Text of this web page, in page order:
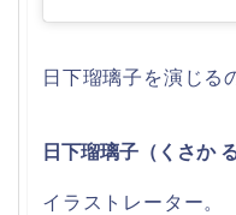
日下瑠璃子を演じる
日下瑠璃子（くさか
イラストレーター。